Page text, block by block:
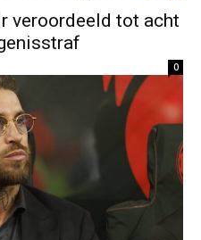
veroordeeld tot acht
0